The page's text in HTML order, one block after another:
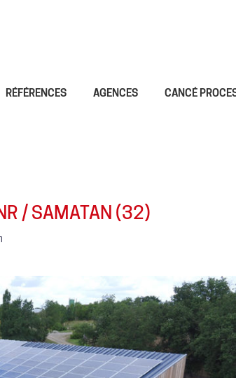
RÉFÉRENCES AGENCES CANCÉ
/ SAMATAN (32)